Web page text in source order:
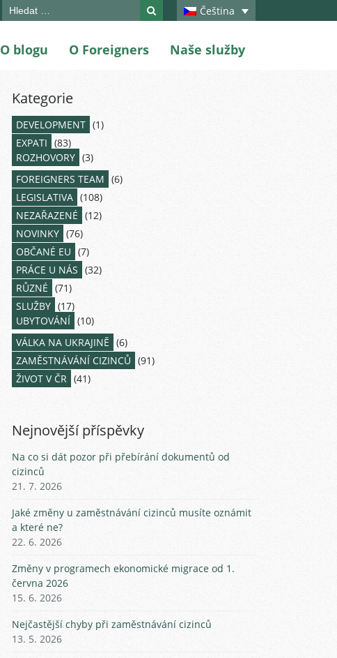
Čeština
Search
O blogu O Foreigners Naše služby
Kategorie
DEVELOPMENT (1)
EXPATI (83)
ROZHOVORY (3)
FOREIGNERS TEAM (6)
LEGISLATIVA (108)
NEZAŘAZENÉ (12)
NOVINKY (76)
OBČANÉ EU (7)
PRÁCE U NÁS (32)
RŮZNÉ (71)
SLUŽBY (17)
UBYTOVÁNÍ (10)
VÁLKA NA UKRAJINĚ (6)
ZAMĚSTNÁVÁNÍ CIZINCŮ (91)
ŽIVOT V ČR (41)
Nejnovější příspěvky
Na co si dát pozor při přebírání dokumentů od
cizinců
21. 7. 2026
Jaké změny u zaměstnávání cizinců musíte oznámit
a které ne?
22. 6. 2026
Změny v programech ekonomické migrace od 1.
června 2026
15. 6. 2026
Nejčastější chyby při zaměstnávání cizinců
13. 5. 2026